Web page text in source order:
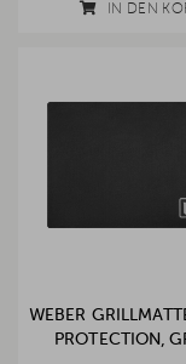
IN DEN
WEBER
PROTECTION,